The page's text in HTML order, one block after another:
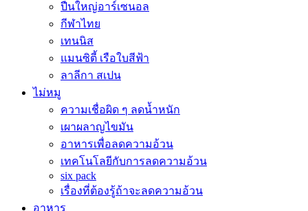
ปืนใหญ่อาร์เซนอล
กีฬาไทย
เทนนิส
แมนซิตี้ เรือใบสีฟ้า
ลาลีกา สเปน
ไม่หมู
ความเชื่อผิด ๆ ลดน้ำหนัก
เผาผลาญไขมัน
อาหารเพื่อลดความอ้วน
เทคโนโลยีกับการลดความอ้วน
six pack
เรื่องที่ต้องรู้ถ้าจะลดความอ้วน
อาหาร